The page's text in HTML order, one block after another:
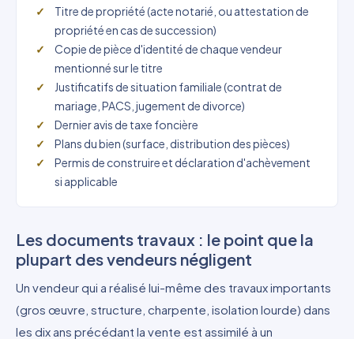
Titre de propriété (acte notarié, ou attestation de
propriété en cas de succession)
Copie de pièce d'identité de chaque vendeur
mentionné sur le titre
Justificatifs de situation familiale (contrat de
mariage, PACS, jugement de divorce)
Dernier avis de taxe foncière
Plans du bien (surface, distribution des pièces)
Permis de construire et déclaration d'achèvement
si applicable
Les documents travaux : le point que la
plupart des vendeurs négligent
Un vendeur qui a réalisé lui-même des travaux importants
(gros œuvre, structure, charpente, isolation lourde) dans
les dix ans précédant la vente est assimilé à un